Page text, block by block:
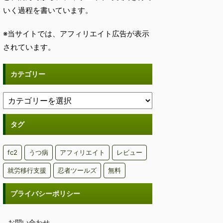
いく過程を書いています。
※当サイトでは、アフィリエイト広告が表示
されています。
カテゴリー
タグ
fc2 うつ病 アフィリエイト レビュー
就労移行支援 忍者ツールズ 無料
プライバシーポリシー